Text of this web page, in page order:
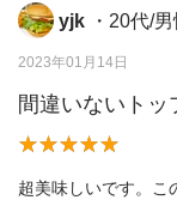
yjk ・20代/
2023年01月14日
間違いないト
超美味しいです。こ